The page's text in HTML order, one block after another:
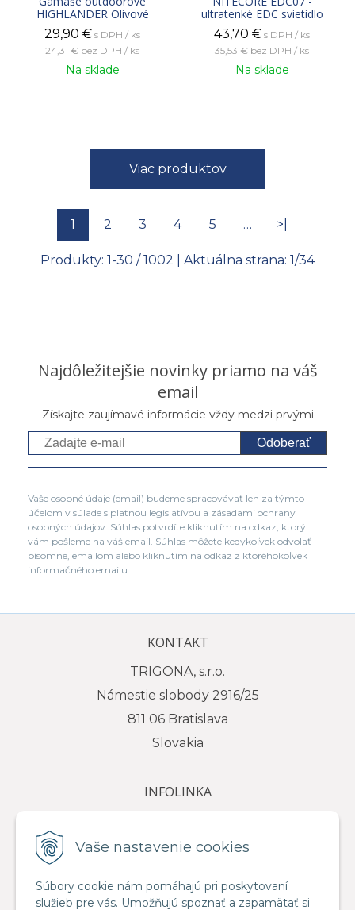
Vaše nastavenie cookies
Súbory cookie nám pomáhajú pri poskytovaní
služieb pre vás. Umožňujú spoznať a zapamätať si
HIGHLANDER Olivové
29,90 € s DPH / ks
24,31 € bez DPH / ks
Na sklade
ultratenké EDC svietidlo
43,70 € s DPH / ks
35,53 € bez DPH / ks
Na sklade
Viac produktov
1 2 3 4 5 … >|
Produkty: 1-30 /1002 | Aktuálna strana: 1/34
Najdôležitejšie novinky priamo na váš
email
Získajte zaujímavé informácie vždy medzi prvými
Odoberať
Vaše osobné údaje (email) budeme spracovávať len za týmto
účelom v súlade s platnou legislatívou a zásadami ochrany
osobných údajov. Súhlas potvrdíte kliknutím na odkaz, ktorý
vám pošleme na váš email. Súhlas môžete kedykoľvek odvolať
písomne, emailom alebo kliknutím na odkaz z ktoréhokoľvek
informačného emailu.
KONTAKT
TRIGONA, s.r.o.
Námestie slobody 2916/25
811 06 Bratislava
Slovakia
INFOLINKA
e-mail: info@trigona.sk
VŠETKO O NÁKUPE